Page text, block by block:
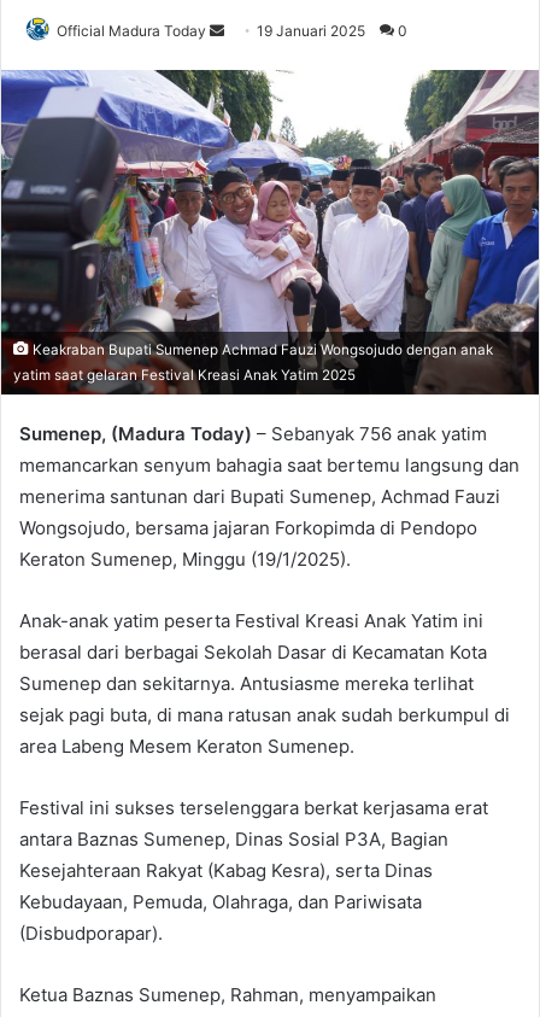
Official Madura Today
n
d
a
n
e
m
a
19 Januari 2025 0
Keakraban Bupati Sumenep Achmad Fauzi Wongsojudo dengan anak
yatim saat gelaran Festival Kreasi Anak Yatim 2025
Sumenep, (Madura Today) – Sebanyak 756 anak yatim
memancarkan senyum bahagia saat bertemu langsung dan
menerima santunan dari Bupati Sumenep, Achmad Fauzi
Wongsojudo, bersama jajaran Forkopimda di Pendopo
Keraton Sumenep, Minggu (19/1/2025).
Anak-anak yatim peserta Festival Kreasi Anak Yatim ini
berasal dari berbagai Sekolah Dasar di Kecamatan Kota
Sumenep dan sekitarnya. Antusiasme mereka terlihat
sejak pagi buta, di mana ratusan anak sudah berkumpul di
area Labeng Mesem Keraton Sumenep.
Festival ini sukses terselenggara berkat kerjasama erat
antara Baznas Sumenep, Dinas Sosial P3A, Bagian
Kesejahteraan Rakyat (Kabag Kesra), serta Dinas
Kebudayaan, Pemuda, Olahraga, dan Pariwisata
(Disbudporapar).
Ketua Baznas Sumenep, Rahman, menyampaikan